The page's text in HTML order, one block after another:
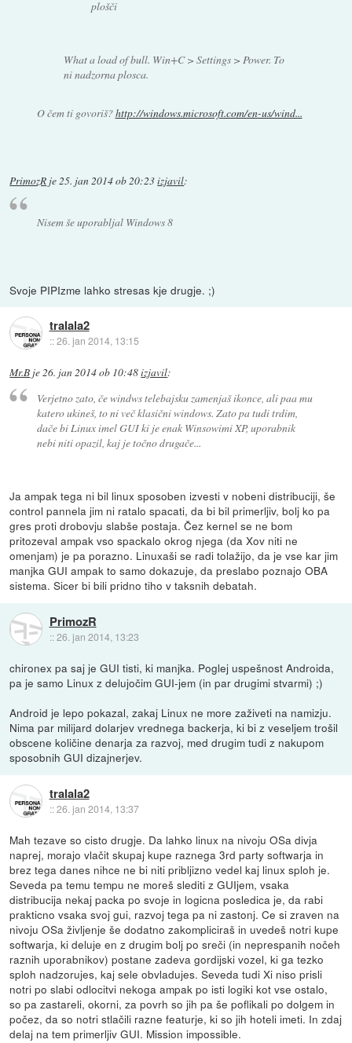
plošči
What a load of bull. Win+C > Settings > Power. To
ni nadzorna plosca.
O čem ti govoriš?http://windows.microsoft.com/en-us/wind...
PrimozR je25. jan 2014 ob 20:23izjavil:
Nisem še uporabljal Windows 8
Svoje PIPIzme lahko stresas kje drugje. ;)
tralala2
::26. jan 2014, 13:15
Mr.B je26. jan 2014 ob 10:48izjavil:
Verjetno zato, če windws telebajsku zamenjaš ikonce, ali paa mu
katero ukineš, to ni več klasični windows. Zato pa tudi trdim,
dače bi Linux imel GUI ki je enak Winsowimi XP, uporabnik
nebi niti opazil, kaj je točno drugače...
Ja ampak tega ni bil linux sposoben izvesti v nobeni distribuciji, še
control pannela jim ni ratalo spacati, da bi bil primerljiv, bolj ko pa
gres proti drobovju slabše postaja. Čez kernel se ne bom
pritozeval ampak vso spackalo okrog njega (da Xov niti ne
omenjam) je pa porazno. Linuxaši se radi tolažijo, da je vse kar jim
manjka GUI ampak to samo dokazuje, da preslabo poznajo OBA
sistema. Sicer bi bili pridno tiho v taksnih debatah.
PrimozR
::26. jan 2014, 13:23
chironex pa saj je GUI tisti, ki manjka. Poglej uspešnost Androida,
pa je samo Linux z delujočim GUI-jem (in par drugimi stvarmi) ;)
Android je lepo pokazal, zakaj Linux ne more zaživeti na namizju.
Nima par milijard dolarjev vrednega backerja, ki bi z veseljem trošil
obscene količine denarja za razvoj, med drugim tudi z nakupom
sposobnih GUI dizajnerjev.
tralala2
::26. jan 2014, 13:37
Mah tezave so cisto drugje. Da lahko linux na nivoju OSa divja
naprej, morajo vlačit skupaj kupe raznega 3rd party softwarja in
brez tega danes nihce ne bi niti pribljizno vedel kaj linux sploh je.
Seveda pa temu tempu ne moreš slediti z GUIjem, vsaka
distribucija nekaj packa po svoje in logicna posledica je, da rabi
prakticno vsaka svoj gui, razvoj tega pa ni zastonj. Ce si zraven na
nivoju OSa življenje še dodatno zakompliciraš in uvedeš notri kupe
softwarja, ki deluje en z drugim bolj po sreči (in neprespanih nočeh
raznih uporabnikov) postane zadeva gordijski vozel, ki ga tezko
sploh nadzorujes, kaj sele obvladujes. Seveda tudi Xi niso prisli
notri po slabi odlocitvi nekoga ampak po isti logiki kot vse ostalo,
so pa zastareli, okorni, za povrh so jih pa še poflikali po dolgem in
počez, da so notri stlačili razne featurje, ki so jih hoteli imeti. In zdaj
delaj na tem primerljiv GUI. Mission impossible.